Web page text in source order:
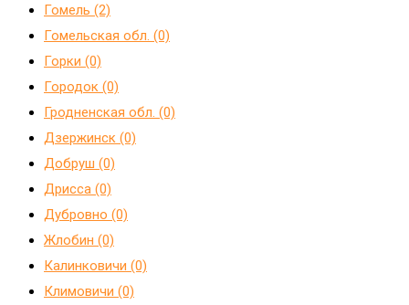
Гомель (2)
Гомельская обл. (0)
Горки (0)
Городок (0)
Гродненская обл. (0)
Дзержинск (0)
Добруш (0)
Дрисса (0)
Дубровно (0)
Жлобин (0)
Калинковичи (0)
Климовичи (0)